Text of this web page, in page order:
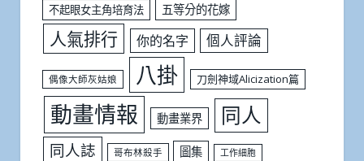
不起眼女主角培育法 五等分的花嫁
人氣排行 你的名字 個人評論
偶像大師灰姑娘 八掛 刀劍神域Alicization篇
動畫情報 動畫業界 同人
同人誌 哥布林殺手 圖集 工作細胞